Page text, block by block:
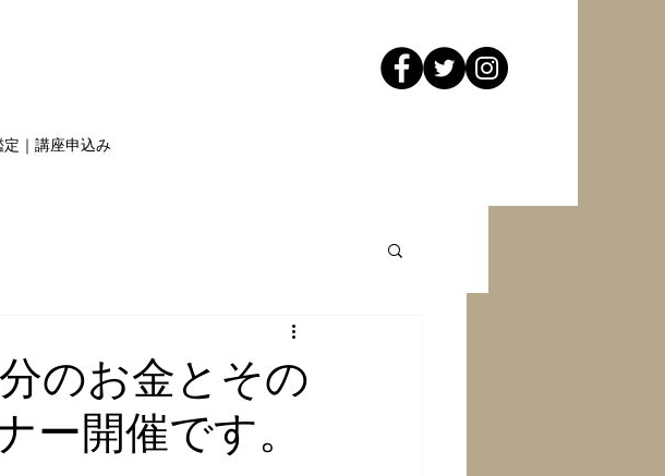
｜講座申込み
のお金とその
ー開催です。